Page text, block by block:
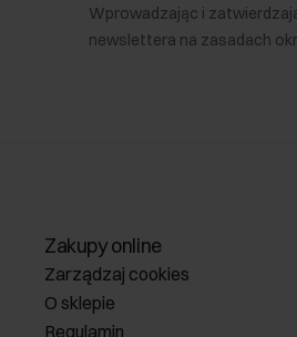
Wprowadzając i
newslettera na zasadach
Zakupy online
Zarządzaj cookies
O sklepie
Regulamin